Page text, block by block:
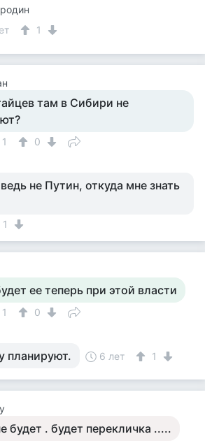
1
там в Сибири не
1
0
не Путин, откуда мне знать
1
ее теперь при этой власти
1
0
планируют. 6 лет 1
будет . будет перекличка .....